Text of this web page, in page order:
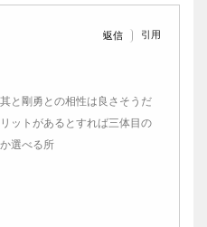
返信 引用
と剛勇との相性は良さそうだ
ットがあるとすれば三体目の
選べる所